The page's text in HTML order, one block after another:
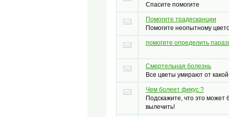
Спасите помогите
Помогите традесканции
Помогите неопытному
помогите определить
Смертельная болезнь
Все цветы умирают от
Чем болеет фикус ?
Подскажите, что это может
вылечить!